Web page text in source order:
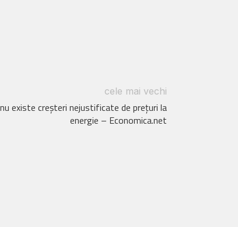
cele mai vechi
existe creşteri nejustificate de preţuri la
energie – Economica.net